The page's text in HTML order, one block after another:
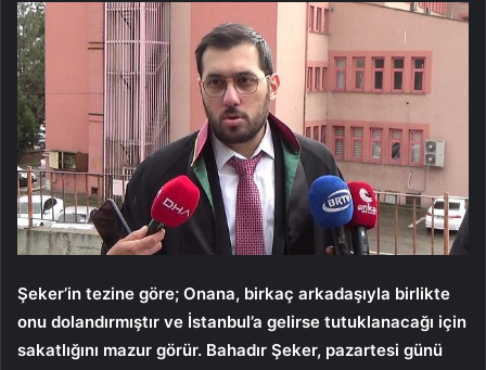
Şeker’in tezine göre; Onana, birkaç arkadaşıyla birlikte
onu dolandırmıştır ve İstanbul’a gelirse tutuklanacağı için
sakatlığını mazur görür. Bahadır Şeker, pazartesi günü